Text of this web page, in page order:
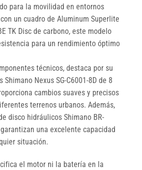
para la movilidad en entornos
un cuadro de Aluminum Superlite
TK Disc de carbono, este modelo
para un rendimiento óptimo
técnicos, destaca por su
Nexus SG-C6001-8D de 8
cambios suaves y precisos
terrenos urbanos. Además,
disco hidráulicos Shimano BR-
una excelente capacidad
situación.
el motor ni la batería en la